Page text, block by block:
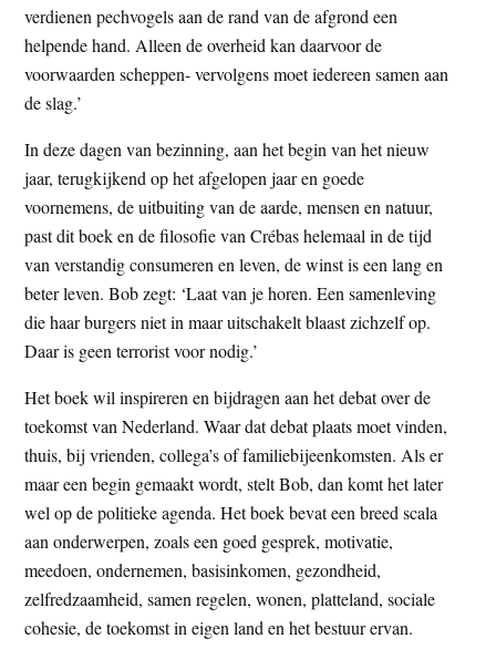
verdienen pechvogels aan de rand van de afgrond een
helpende hand. Alleen de overheid kan daarvoor de
voorwaarden scheppen- vervolgens moet iedereen samen aan
de slag.’
In deze dagen van bezinning, aan het begin van het nieuw
jaar, terugkijkend op het afgelopen jaar en goede
voornemens, de uitbuiting van de aarde, mensen en natuur,
past dit boek en de filosofie van Crébas helemaal in de tijd
van verstandig consumeren en leven, de winst is een lang en
beter leven. Bob zegt: ‘Laat van je horen. Een samenleving
die haar burgers niet in maar uitschakelt blaast zichzelf op.
Daar is geen terrorist voor nodig.’
Het boek wil inspireren en bijdragen aan het debat over de
toekomst van Nederland. Waar dat debat plaats moet vinden,
thuis, bij vrienden, collega’s of familiebijeenkomsten. Als er
maar een begin gemaakt wordt, stelt Bob, dan komt het later
wel op de politieke agenda. Het boek bevat een breed scala
aan onderwerpen, zoals een goed gesprek, motivatie,
meedoen, ondernemen, basisinkomen, gezondheid,
zelfredzaamheid, samen regelen, wonen, platteland, sociale
cohesie, de toekomst in eigen land en het bestuur ervan.